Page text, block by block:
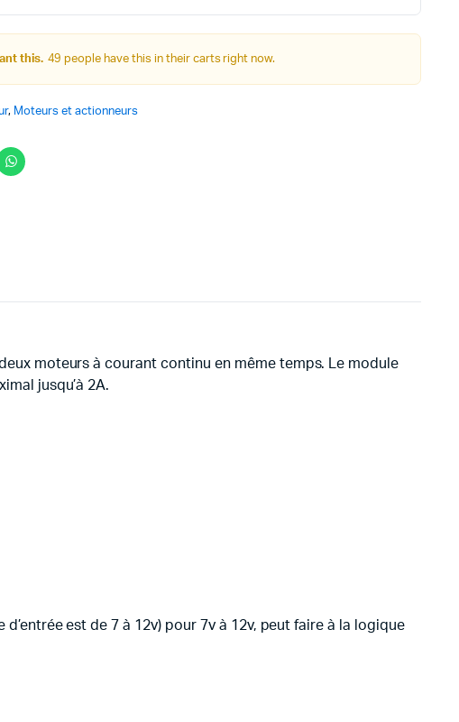
pi
was:
د.ت 15,000.
is:
د.ت 8,900.
this. 49 people have this in their carts right now.
, Moteurs et actionneurs
moteurs à courant continu en même temps. Le module
jusqu’à 2A.
est de 7 à 12v) pour 7v à 12v, peut faire à la logique